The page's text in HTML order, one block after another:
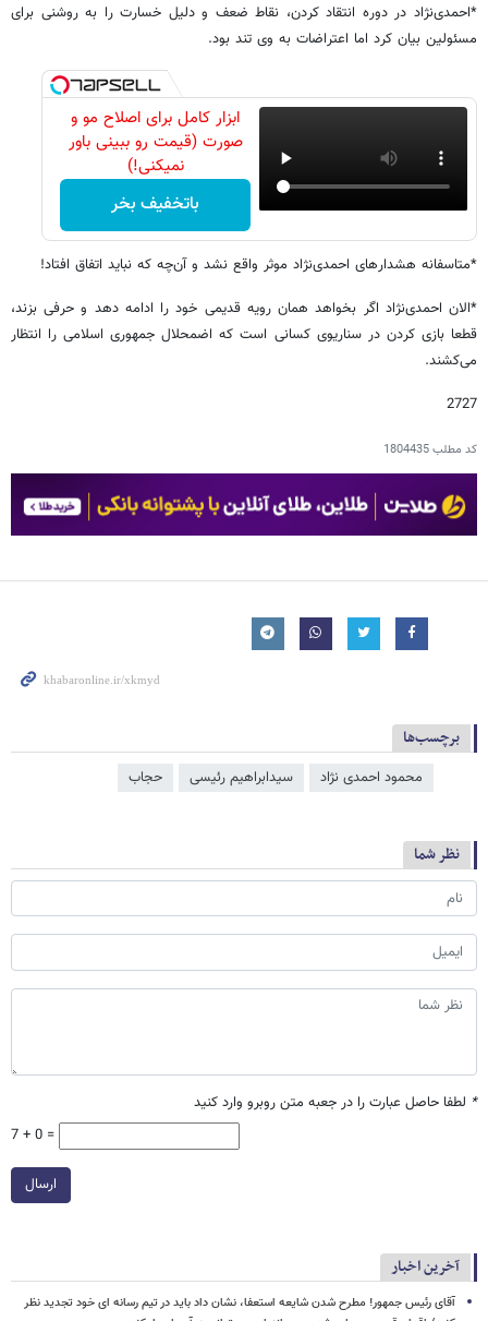
*احمدی‌نژاد در دوره‌ انتقاد کردن، نقاط ضعف و دلیل خسارت را به روشنی برای
مسئولین بیان کرد اما اعتراضات به وی تند بود.
ابزار کامل برای اصلاح مو و
صورت (قیمت رو ببینی باور
نمیکنی!)
باتخفیف بخر
*متاسفانه هشدارهای احمدی‌نژاد موثر واقع نشد و آن‌چه که نباید اتفاق افتاد!
*الان احمدی‌نژاد اگر بخواهد همان رویه قدیمی خود را ادامه دهد و حرفی بزند،
قطعا بازی کردن در سناریوی کسانی است که اضمحلال جمهوری اسلامی را انتظار
می‌کشند.
2727
کد مطلب1804435
برچسب‌ها
محمود احمدی ‌نژاد سیدابراهیم رئیسی حجاب
نظر شما
* لطفا حاصل عبارت را در جعبه متن روبرو وارد کنید
7 + 0 =
ارسال
آخرین اخبار
آقای رئیس جمهور! مطرح شدن شایعه استعفا، نشان داد باید در تیم رسانه ای خود تجدید نظر